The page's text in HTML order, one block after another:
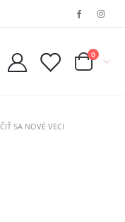
0
SA NOVÉ VECI